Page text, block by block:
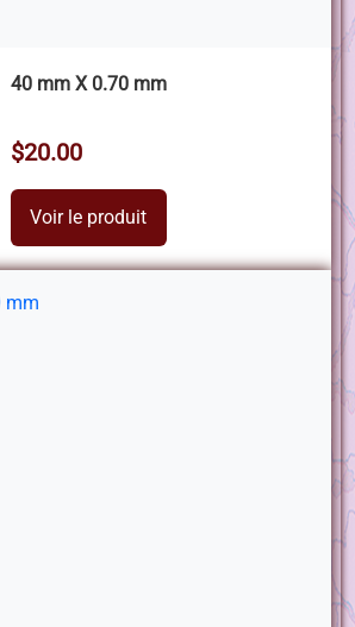
40 mm X 0.70 mm
$20.00
Voir le produit